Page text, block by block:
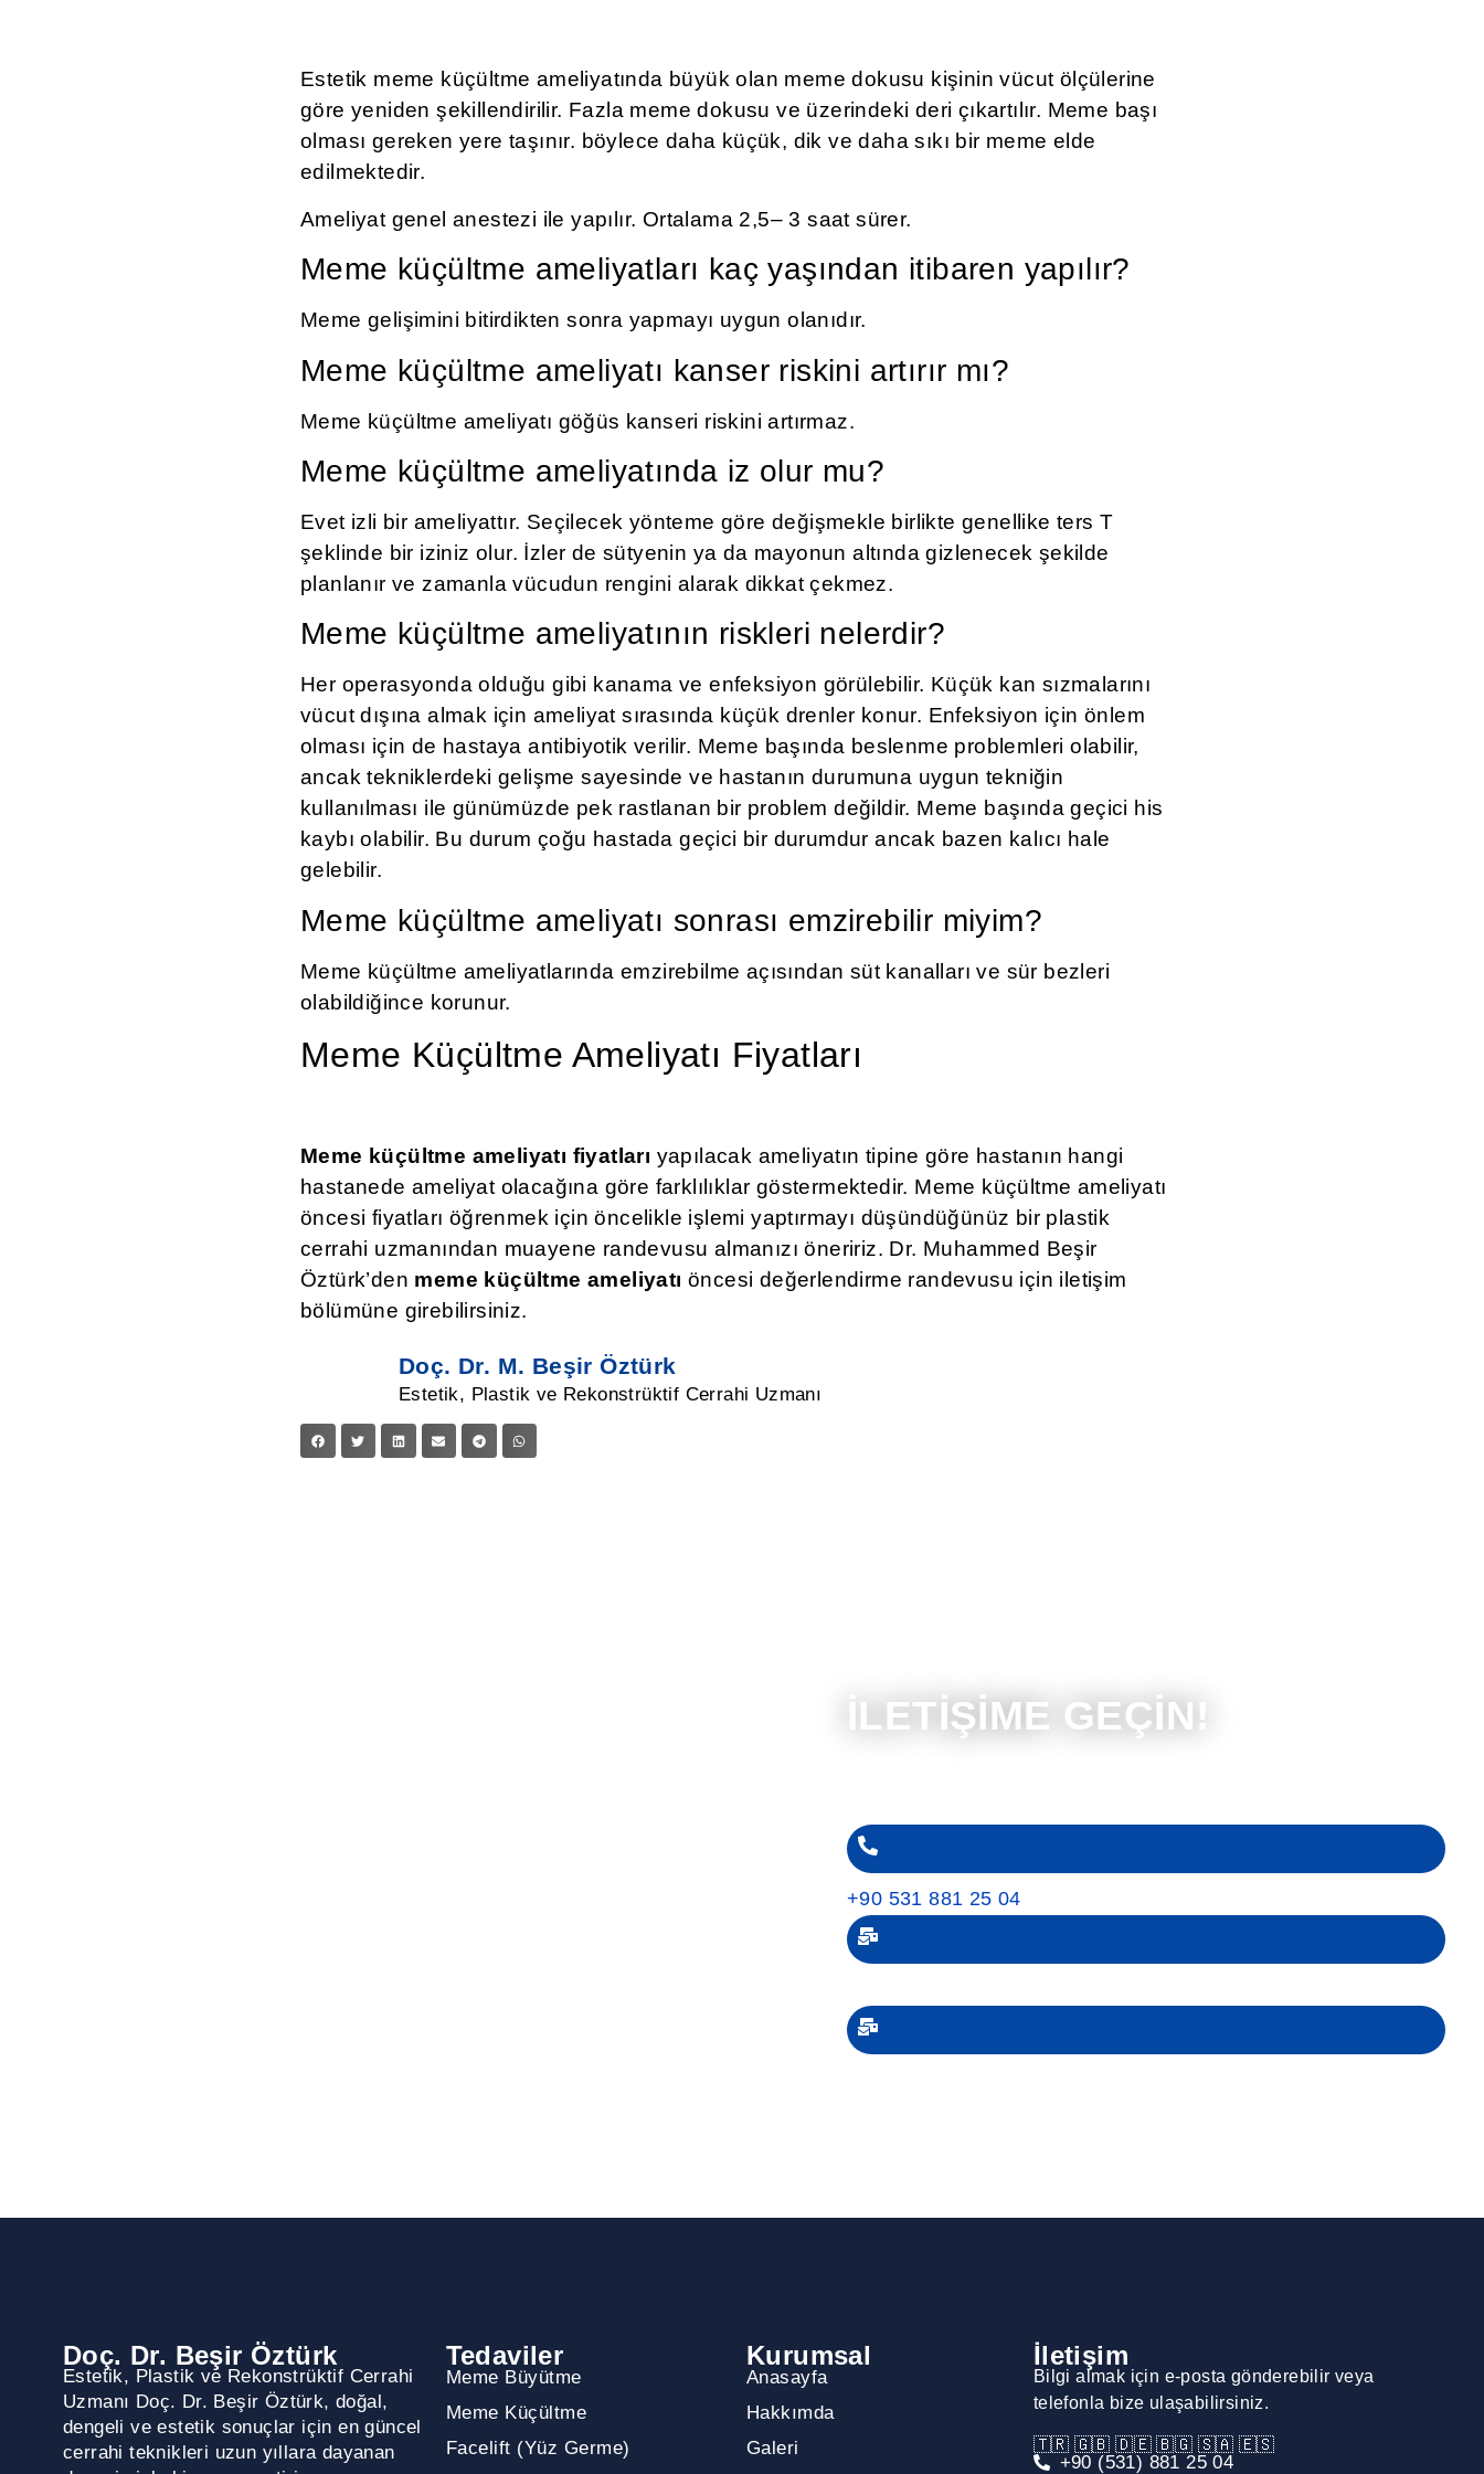
Estetik meme küçültme ameliyatında büyük olan meme dokusu kişinin vücut ölçülerine
göre yeniden şekillendirilir. Fazla meme dokusu ve üzerindeki deri çıkartılır. Meme başı
olması gereken yere taşınır. böylece daha küçük, dik ve daha sıkı bir meme elde
edilmektedir.
Ameliyat genel anestezi ile yapılır. Ortalama 2,5– 3 saat sürer.
Meme küçültme ameliyatları kaç yaşından itibaren yapılır?
Meme gelişimini bitirdikten sonra yapmayı uygun olanıdır.
Meme küçültme ameliyatı kanser riskini artırır mı?
Meme küçültme ameliyatı göğüs kanseri riskini artırmaz.
Meme küçültme ameliyatında iz olur mu?
Evet izli bir ameliyattır. Seçilecek yönteme göre değişmekle birlikte genellike ters T
şeklinde bir iziniz olur. İzler de sütyenin ya da mayonun altında gizlenecek şekilde
planlanır ve zamanla vücudun rengini alarak dikkat çekmez.
Meme küçültme ameliyatının riskleri nelerdir?
Her operasyonda olduğu gibi kanama ve enfeksiyon görülebilir. Küçük kan sızmalarını
vücut dışına almak için ameliyat sırasında küçük drenler konur. Enfeksiyon için önlem
olması için de hastaya antibiyotik verilir. Meme başında beslenme problemleri olabilir,
ancak tekniklerdeki gelişme sayesinde ve hastanın durumuna uygun tekniğin
kullanılması ile günümüzde pek rastlanan bir problem değildir. Meme başında geçici his
kaybı olabilir. Bu durum çoğu hastada geçici bir durumdur ancak bazen kalıcı hale
gelebilir.
Meme küçültme ameliyatı sonrası emzirebilir miyim?
Meme küçültme ameliyatlarında emzirebilme açısından süt kanalları ve sür bezleri
olabildiğince korunur.
Meme Küçültme Ameliyatı Fiyatları
Meme küçültme ameliyatı fiyatları yapılacak ameliyatın tipine göre hastanın hangi
hastanede ameliyat olacağına göre farklılıklar göstermektedir. Meme küçültme ameliyatı
öncesi fiyatları öğrenmek için öncelikle işlemi yaptırmayı düşündüğünüz bir plastik
cerrahi uzmanından muayene randevusu almanızı öneririz. Dr. Muhammed Beşir
Öztürk’den meme küçültme ameliyatı öncesi değerlendirme randevusu için iletişim
bölümüne girebilirsiniz.
Doç. Dr. M. Beşir Öztürk
Estetik, Plastik ve Rekonstrüktif Cerrahi Uzmanı
İLETİŞİME GEÇİN!
+90 531 881 25 04
Doç. Dr. Beşir Öztürk
Estetik, Plastik ve Rekonstrüktif Cerrahi
Uzmanı Doç. Dr. Beşir Öztürk, doğal,
dengeli ve estetik sonuçlar için en güncel
cerrahi teknikleri uzun yıllara dayanan
Tedaviler
Meme Büyütme
Meme Küçültme
Facelift (Yüz Germe)
Kurumsal
Anasayfa
Hakkımda
Galeri
İletişim
Bilgi almak için e-posta gönderebilir veya
telefonla bize ulaşabilirsiniz.
🇹🇷 🇬🇧 🇩🇪 🇧🇬 🇸🇦 🇪🇸
+90 (531) 881 25 04